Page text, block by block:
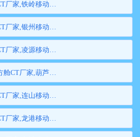
铁岭CT方舱,铁岭方舱CT厂家,铁岭移动方舱CT,铁岭医用CT方舱,铁岭方舱式CT,铁岭方舱CT
银州CT方舱,银州方舱CT厂家,银州移动方舱CT,银州医用CT方舱,银州方舱式CT,银州方舱CT
凌源CT方舱,凌源方舱CT厂家,凌源移动方舱CT,凌源医用CT方舱,凌源方舱式CT,凌源方舱CT
葫芦岛CT方舱,葫芦岛方舱CT厂家,葫芦岛移动方舱CT,葫芦岛医用CT方舱,葫芦岛方舱式CT,葫芦岛方舱CT
连山CT方舱,连山方舱CT厂家,连山移动方舱CT,连山医用CT方舱,连山方舱式CT,连山方舱CT
龙港CT方舱,龙港方舱CT厂家,龙港移动方舱CT,龙港医用CT方舱,龙港方舱式CT,龙港方舱CT